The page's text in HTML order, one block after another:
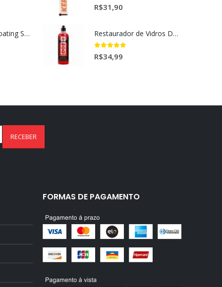
Ceramic Spray Coating Sonax 750ml
5.00
R$31,90
Restaurador de Vidros DOZ Dmg (500ml)
5.00
R$34,99
FORMAS DE PAGAMENTO